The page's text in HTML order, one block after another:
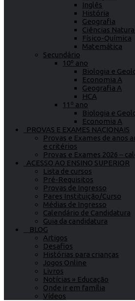
Inglês
História
Geografia
Ciências
Físico-Química
Matemática
Secundário
10º ano
Biologia e
Economia A
Geografia A
HCA
11º ano
Biologia e
Economia A
PROVAS E EXAMES NACIONAIS
Provas e Exames de anos
e critérios
Provas e Exames 2026 –
ACESSO AO ENSINO SUPERIOR
Lista de cursos
Pré-Requisitos
Provas de Ingresso
Pares Instituição/Curso
Médias de Ingresso
Calendário de Candidatura
Guia da candidatura
BLOG
Artigos
Desafios
Histórias para crianças
Jogos Online
Livros
Notícias » Educação
Onde ir em família
Vídeos